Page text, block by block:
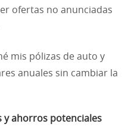
ofertas no anunciadas
mis pólizas de auto y
anuales sin cambiar la
y ahorros potenciales